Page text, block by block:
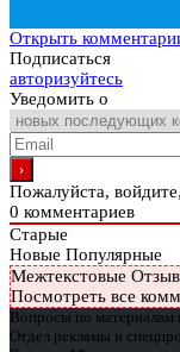
Открыть
Подписаться
авторизуйтесь
Уведомить о
Пожалуйста,
0 комментариев
Старые
Новые Популярные
Межтекстовые
Посмотреть все
Вопросы по материалам
Отдел рекламы и